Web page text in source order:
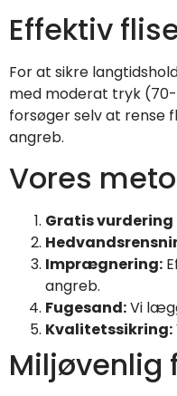
Effektiv
For at sikre
med moderat tryk
forsøger selv at rense
angreb.
Vores
Gratis vurdering
Imprægnering:
angreb.
Fugesand:Vi
Kvalitetssikring:
Miljøvenlig